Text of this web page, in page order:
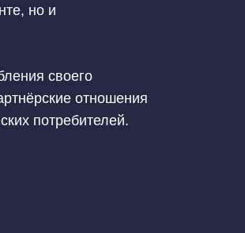
но и
своего
отношения
потребителей.